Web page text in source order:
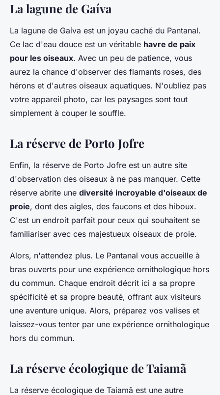
La lagune de Gaíva
La lagune de Gaíva est un joyau caché du Pantanal.
Ce lac d'eau douce est un véritable havre de paix
pour les oiseaux. Avec un peu de patience, vous
aurez la chance d'observer des flamants roses, des
hérons et d'autres oiseaux aquatiques. N'oubliez pas
votre appareil photo, car les paysages sont tout
simplement à couper le souffle.
La réserve de Porto Jofre
Enfin, la réserve de Porto Jofre est un autre site
d'observation des oiseaux à ne pas manquer. Cette
réserve abrite une diversité incroyable d'oiseaux de
proie, dont des aigles, des faucons et des hiboux.
C'est un endroit parfait pour ceux qui souhaitent se
familiariser avec ces majestueux oiseaux de proie.
Alors, n'attendez plus. Le Pantanal vous accueille à
bras ouverts pour une expérience ornithologique hors
du commun. Chaque endroit décrit ici a sa propre
spécificité et sa propre beauté, offrant aux visiteurs
une aventure unique. Alors, préparez vos valises et
laissez-vous tenter par une expérience ornithologique
hors du commun.
La réserve écologique de Taiamã
La réserve écologique de Taiamã est une autre